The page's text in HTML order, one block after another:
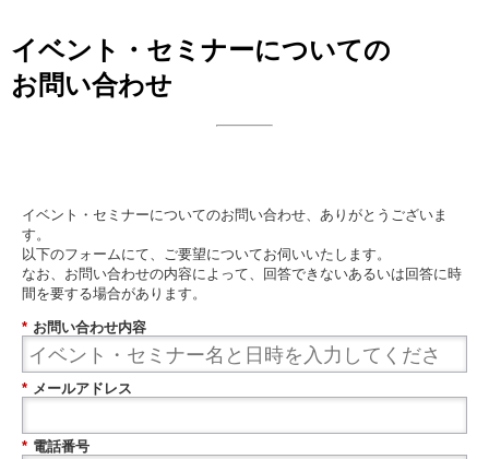
イベント・セミナーについての
お問い合わせ
イベント・セミナーについてのお問い合わせ、ありがとうございま
す。
以下のフォームにて、ご要望についてお伺いいたします。
なお、お問い合わせの内容によって、回答できないあるいは回答に時
間を要する場合があります。
* お問い合わせ内容
* メールアドレス
* 電話番号